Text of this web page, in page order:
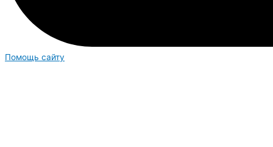
Помощь сайту